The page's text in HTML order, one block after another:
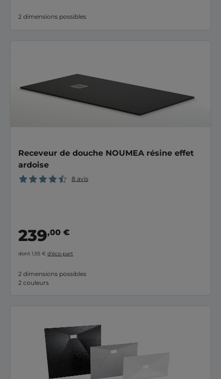
2 dimensions possibles
Receveur de douche NOUMEA résine effet
ardoise
8 avis
239,00 €
dont 1,55 € d’éco-part
2 dimensions possibles
2 couleurs